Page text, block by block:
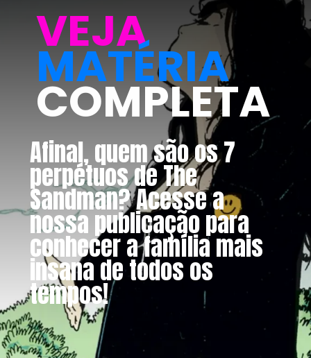
VEJA
MATÉRIA
COMPLETA
Afinal, quem são os 7
perpétuos de The
Sandman? Acesse a
nossa publicação para
conhecer a família mais
insana de todos os
tempos!